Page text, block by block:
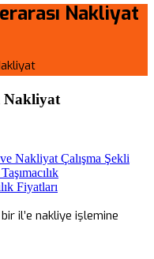
Nakliyat
Nakliyat
Nakliyat Çalışma Şekli
Fiyatları
il’e nakliye işlemine